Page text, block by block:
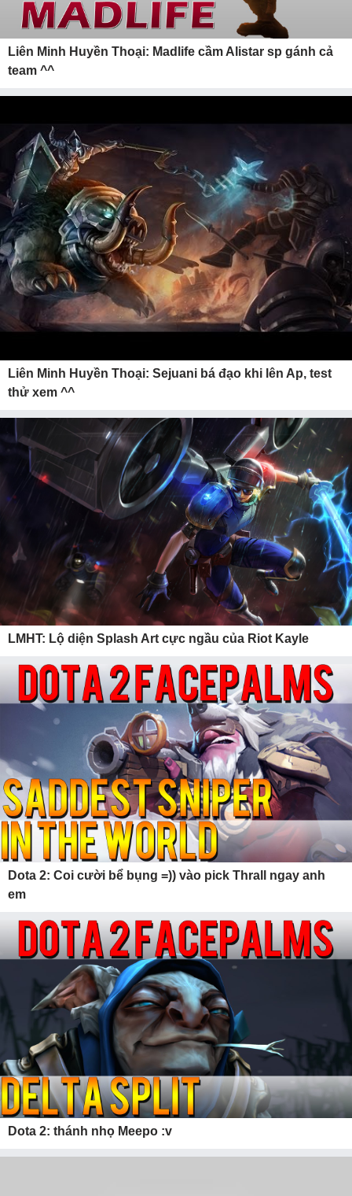
Liên Minh Huyền Thoại: Madlife cầm Alistar sp gánh cả
team ^^
Liên Minh Huyền Thoại: Sejuani bá đạo khi lên Ap, test
thử xem ^^
LMHT: Lộ diện Splash Art cực ngầu của Riot Kayle
Dota 2: Coi cười bể bụng =)) vào pick Thrall ngay anh
em
Dota 2: thánh nhọ Meepo :v